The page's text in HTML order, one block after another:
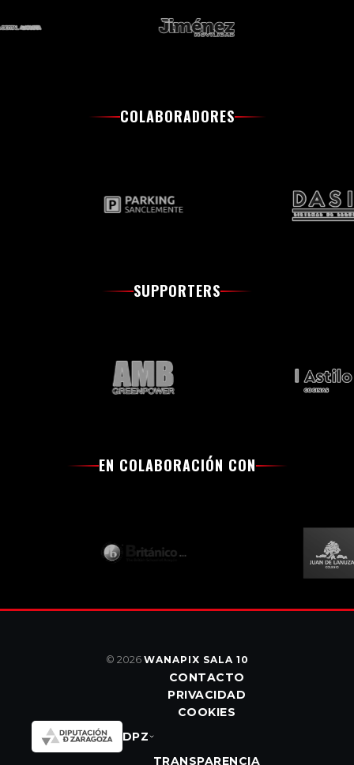
COLABORADORES
SUPPORTERS
EN COLABORACIÓN CON
© 2026 WANAPIX SALA 10
CONTACTO
PRIVACIDAD
COOKIES
DPZ
TRANSPARENCIA